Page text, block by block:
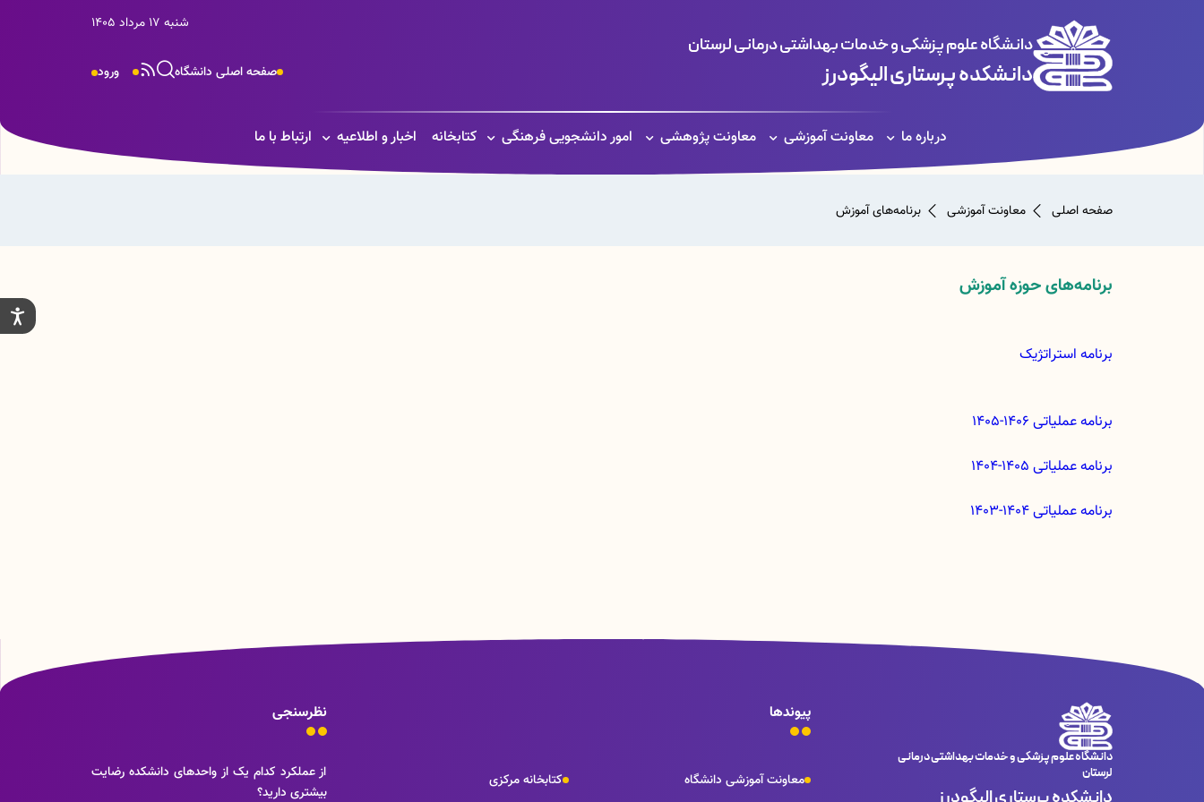
دانشگاه علوم پزشکی و خدمات بهداشتی درمانی لرستان
دانشکده پرستاری الیگودرز
شنبه 17 مرداد 1405
ورود صفحه اصلی دانشگاه
درباره ما معاونت آموزشی معاونت پژوهشی امور دانشجویی فرهنگی کتابخانه اخبار و اطلاعیه ارتباط با ما
صفحه اصلی معاونت آموزشی برنامه‌های آموزش
برنامه‌های حوزه آموزش
برنامه استراتژیک
برنامه عملیاتی 1406-1405
برنامه عملیاتی 1405-1404
برنامه عملیاتی 1404-1403
دانشگاه علوم پزشکی و خدمات بهداشتی درمانی
لرستان
پیوندها
معاونت آموزشی دانشگاه کتابخانه مرکزی
نظرسنجی
از عملکرد کدام یک از واحدهای دانشکده رضایت
بیشتری دارید؟